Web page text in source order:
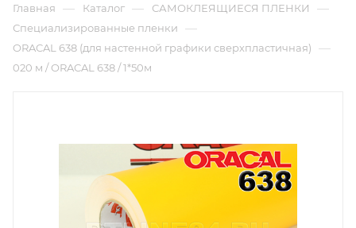
Главная — Каталог — САМОКЛЕЯЩИЕСЯ ПЛЕНКИ —
Специализированные пленки —
ORACAL 638 (для настенной графики сверхпластичная) —
020 м / ORACAL 638 / 1*50м